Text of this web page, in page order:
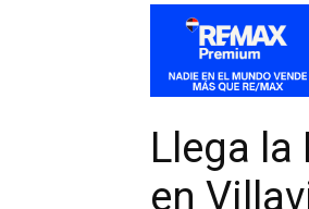
Llega la
en